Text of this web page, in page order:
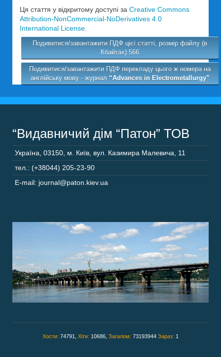
Ця стаття у відкритому доступі за Creative Commons
Attribution-NonCommercial-NoDerivatives 4.0
International License
Подивитися/завантажити ПДФ цієї статті, розмір файлу (в
Кбайтах):566
Подивитися/завантажити ПДФ перекладу цього ж номера на
англійську мову - журнал “Advances in Electrometallurgy”
“Видавничий дім “Патон” ТОВ
Україна 03150 м. Київ, вул. Казимира Малевича, 11
тел.: (+38044) 205-23-90
E-mail: journal@paton.kiev.ua
Хости: 74791, Хіти: 10686, Загалом: 73193944 Зараз: 1